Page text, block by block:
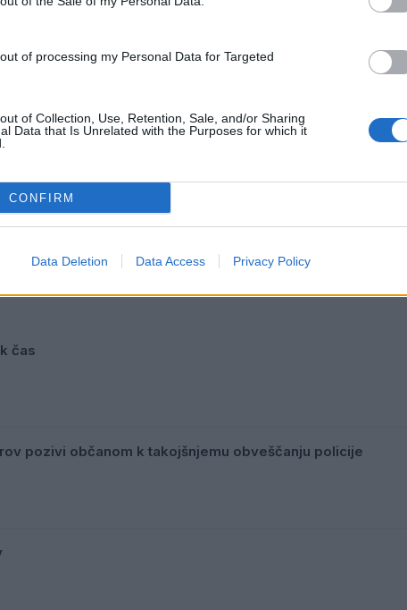
of processing my Personal Data for Targeted
of Collection, Use, Retention, Sale, and/or Sharing
Data that Is Unrelated with the Purposes for which it
CONFIRM
Data Deletion Data Access Privacy Policy
čas
pozivi občanom k takojšnjemu obveščanju policije